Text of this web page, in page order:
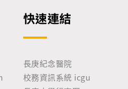
快速連結
長庚紀念醫院
校務資訊系統 icgu